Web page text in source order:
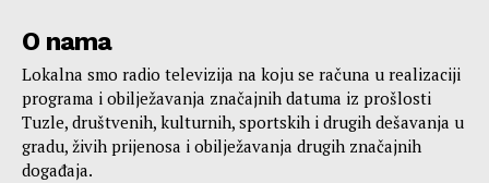
O nama
Lokalna smo radio televizija na koju se računa u realizaciji
programa i obilježavanja značajnih datuma iz prošlosti
Tuzle, društvenih, kulturnih, sportskih i drugih dešavanja u
gradu, živih prijenosa i obilježavanja drugih značajnih
događaja.